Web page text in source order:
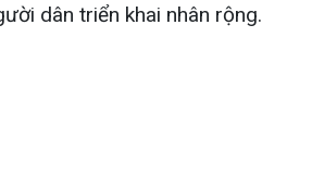
dân triển khai nhân rộng.